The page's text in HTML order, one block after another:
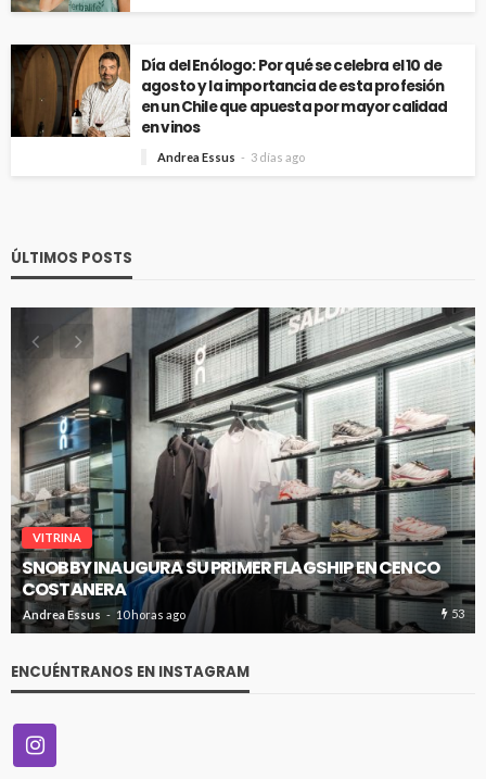
Día del Enólogo: Por qué se celebra el 10 de
agosto y la importancia de esta profesión
en un Chile que apuesta por mayor calidad
en vinos
Andrea Essus 3 días ago
ÚLTIMOS POSTS
VITRINA
SNOBBY INAUGURA SU PRIMER FLAGSHIP EN CENCO
COSTANERA
Andrea Essus 10 horas ago 53
ENCUÉNTRANOS EN INSTAGRAM